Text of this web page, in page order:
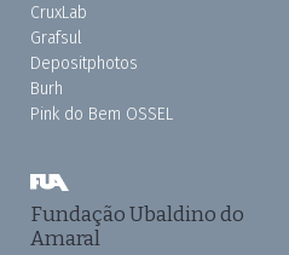
CruxLab
Grafsul
Depositphotos
Burh
Pink do Bem OSSEL
Fundação Ubaldino do
Amaral